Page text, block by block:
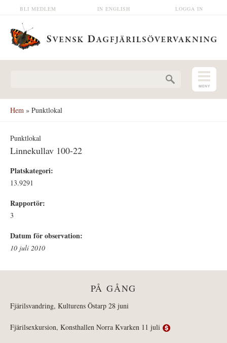
Hoppa till huvudinnehåll LOGGA IN
IN ENGLISH
BLI MEDLEM
Hem » Punktlokal
Punktlokal
Linnekullav 100-22
Platskategori:
13.9291
Rapportör:
3
Datum för observation:
10 juli 2010
PÅ GÅNG
Fjärilsvandring, Kulturens Östarp 28 juni
Fjärilsexkursion, Konsthallen Norra Kvarken 11 juli